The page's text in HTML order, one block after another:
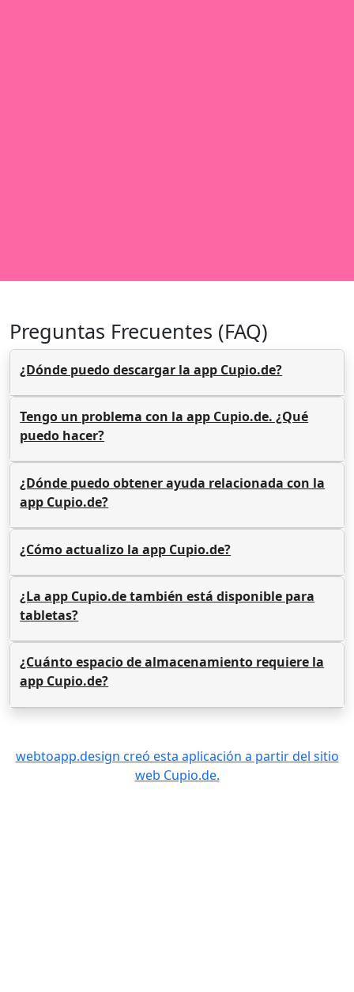
Preguntas Frecuentes (FAQ)
¿Dónde puedo descargar la app Cupio.de?
Tengo un problema con la app Cupio.de. ¿Qué
puedo hacer?
¿Dónde puedo obtener ayuda relacionada con la
app Cupio.de?
¿Cómo actualizo la app Cupio.de?
¿La app Cupio.de también está disponible para
tabletas?
¿Cuánto espacio de almacenamiento requiere la
app Cupio.de?
webtoapp.design creó esta aplicación a partir del sitio
web Cupio.de.